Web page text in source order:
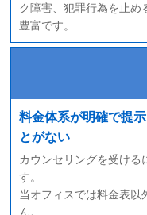
ク障害、犯罪行為を止め
豊富です。
料金体系が明確で提
とがない
カウンセリングを受ける
す。
当オフィスでは料金表以
ん。